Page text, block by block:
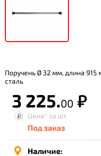
Поручень Ø 32 мм, длина
сталь
3 225.00 р.
Цена* за шт.
Под заказ
Наличие: